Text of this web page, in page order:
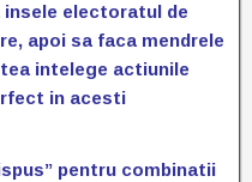
electoratul de
apoi sa faca mendrele
intelege actiunile
in acesti
pentru combinatii